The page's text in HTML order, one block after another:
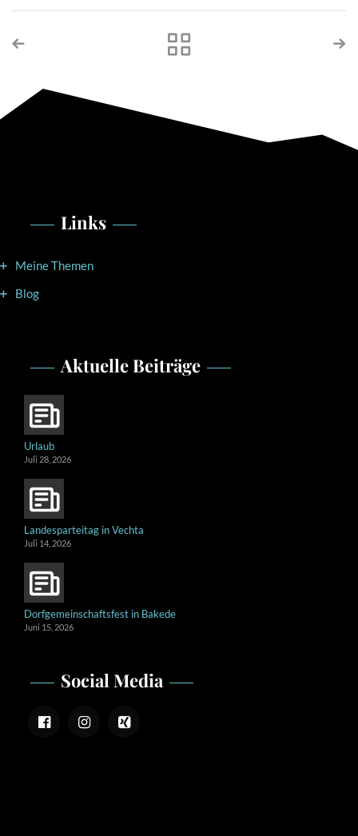
Links
Meine Themen
Blog
Aktuelle Beiträge
Urlaub
Juli 28, 2026
Landesparteitag in Vechta
Juli 14, 2026
Dorfgemeinschaftsfest in Bakede
Juni 15, 2026
Social Media